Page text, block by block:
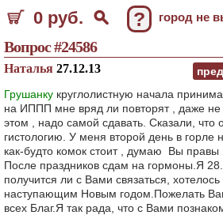
0 руб. ? город не
Вопрос #24586
Наталья 27.12.13
Грушанку круглолистную начала
на ИППП мне вряд ли повторят , даже
этом , надо самой сдавать. Сказали, что
гистологию. У меня второй день в горле
как-будто комок стоит , думаю Вы правы
После праздников сдам на гормоны.Я
получится ли с Вами связаться,
наступающим Новым годом.Пожелать
всех Благ.Я так рада, что с Вами